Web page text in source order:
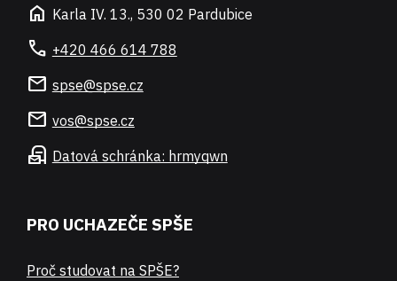
home Karla IV. 13., 530 02 Pardubice
call +420 466 614 788
mail spse@spse.cz
mail vos@spse.cz
local_post_office Datová schránka: hrmyqwn
PRO UCHAZEČE SPŠE
Proč studovat na SPŠE?